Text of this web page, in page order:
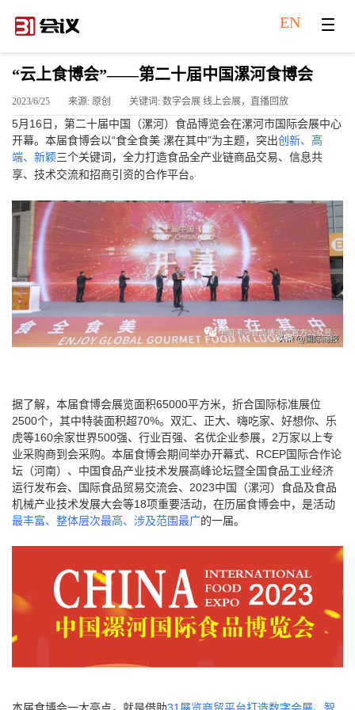
EN
“云上食博会”——第二十届中国漯河食博会
2023/6/25 来源: 原创 关键词: 数字会展 线上会展，直播回放
5月16日，第二十届中国（漯河）食品博览会在漯河市国际会展中心
开幕。本届食博会以“食全食美 漯在其中”为主题，突出创新、高
端、新颖三个关键词，全力打造食品全产业链商品交易、信息共
享、技术交流和招商引资的合作平台。
据了解，本届食博会展览面积65000平方米，折合国际标准展位
2500个，其中特装面积超70%。双汇、正大、嗨吃家、好想你、乐
虎等160余家世界500强、行业百强、名优企业参展，2万家以上专
业采购商到会采购。本届食博会期间举办开幕式、RCEP国际合作论
坛（河南）、中国食品产业技术发展高峰论坛暨全国食品工业经济
运行发布会、国际食品贸易交流会、2023中国（漯河）食品及食品
机械产业技术发展大会等18项重要活动，在历届食博会中，是活动
最丰富、整体层次最高、涉及范围最广的一届。